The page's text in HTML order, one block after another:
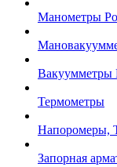
Манометры
Вакуумметры
Термометры
Напоромеры,
Запорная